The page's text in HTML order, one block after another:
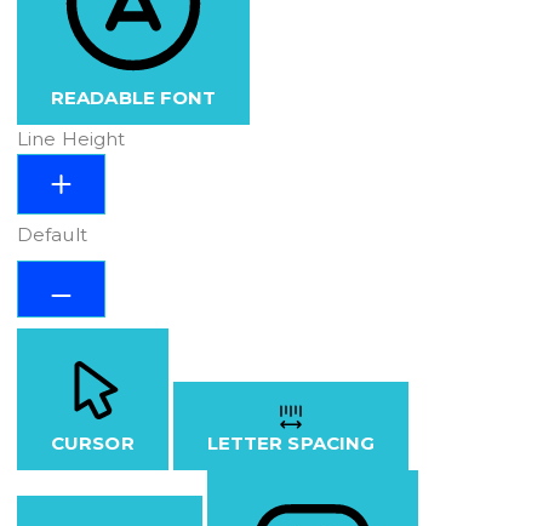
READABLE FONT
Line Height
Default
CURSOR LETTER SPACING